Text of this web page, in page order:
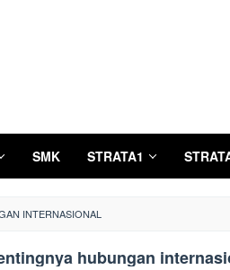
SMK STRATA1
INTERNASIONAL
hubungan